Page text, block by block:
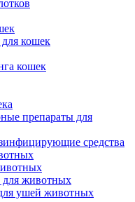
кошек
кошек
препараты для
средства
для животных
ушей животных